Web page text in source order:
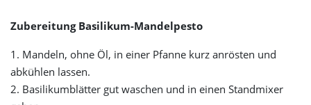
Zubereitung Basilikum-Mandelpesto
1. Mandeln, ohne Öl, in einer Pfanne kurz anrösten und
abkühlen lassen.
2. Basilikumblätter gut waschen und in einen Standmixer